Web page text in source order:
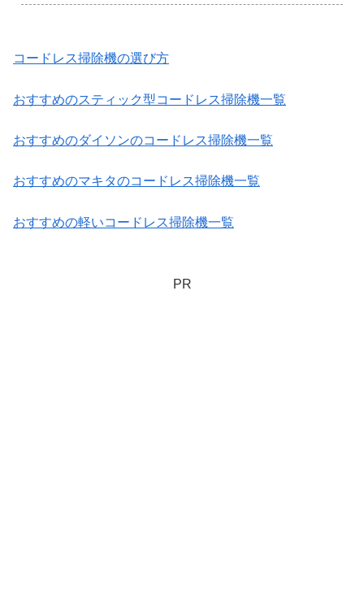
コードレス掃除機の選び方
おすすめのスティック型コードレス掃除機一覧
おすすめのダイソンのコードレス掃除機一覧
おすすめのマキタのコードレス掃除機一覧
おすすめの軽いコードレス掃除機一覧
PR